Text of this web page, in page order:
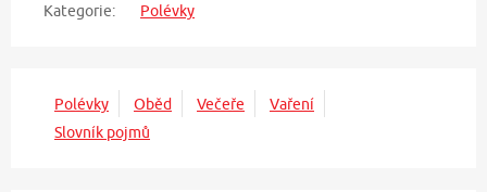
Kategorie: Polévky
Polévky Oběd Večeře
Vaření
Slovník pojmů